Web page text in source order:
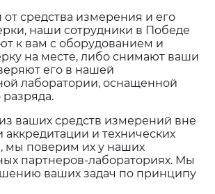
средства измерения и его
наши сотрудники в Победе
к вам с оборудованием и
на месте, либо снимают ваши
его в нашей
лаборатории, оснащенной
разряда.
ваших средств измерений вне
и технических
мы поверим их у наших
партнеров-лабораториях. Мы
ваших задач по принципу